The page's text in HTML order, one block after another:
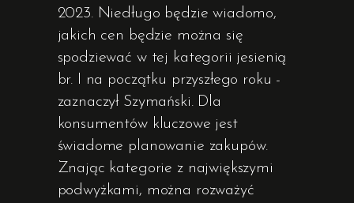
2023. Niedługo będzie wiadomo,
jakich cen będzie można się
spodziewać w tej kategorii jesienią
br. I na początku przyszłego roku -
zaznaczył Szymański. Dla
konsumentów kluczowe jest
świadome planowanie zakupów.
Znając kategorie z największymi
podwyżkami, można rozważyć